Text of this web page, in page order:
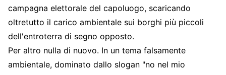
campagna elettorale del capoluogo, scaricando
oltretutto il carico ambientale sui borghi più piccoli
dell'entroterra di segno opposto.
Per altro nulla di nuovo. In un tema falsamente
ambientale, dominato dallo slogan "no nel mio